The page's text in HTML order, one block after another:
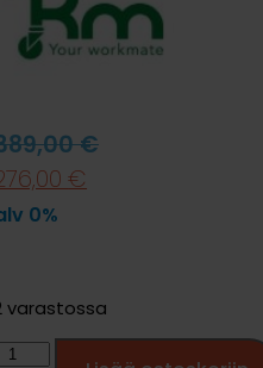
€
€
0%
varastossa